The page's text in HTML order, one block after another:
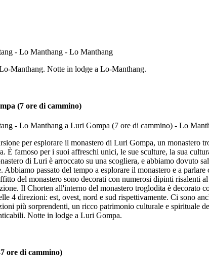
Manthang. Notte in lodge a Lo-Manthang.
(7 ore di cammino)
per esplorare il monastero di Luri Gompa, un
È famoso per i suoi affreschi unici, le sue sculture, la sua
di Luri è arroccato su una scogliera, e abbiamo dovuto
Abbiamo passato del tempo a esplorare il monastero e a
del monastero sono decorati con numerosi dipinti
Il Chorten all'interno del monastero troglodita è
4 direzioni: est, ovest, nord e sud rispettivamente. Ci sono
più sorprendenti, un ricco patrimonio culturale e spirituale
Notte in lodge a Luri Gompa.
ore di cammino)